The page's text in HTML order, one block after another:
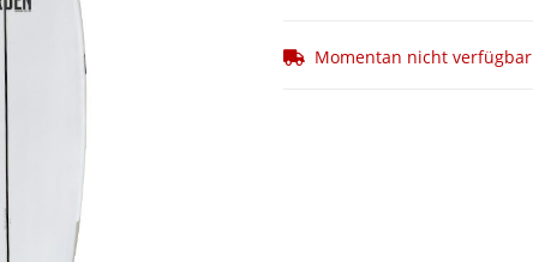
Momentan nicht verfügbar